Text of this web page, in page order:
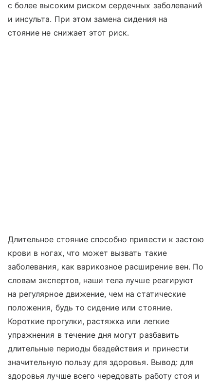
с более высоким риском сердечных заболеваний
и инсульта. При этом замена сидения на
стояние не снижает этот риск.
Длительное стояние способно привести к застою
крови в ногах, что может вызвать такие
заболевания, как варикозное расширение вен. По
словам экспертов, наши тела лучше реагируют
на регулярное движение, чем на статические
положения, будь то сидение или стояние.
Короткие прогулки, растяжка или легкие
упражнения в течение дня могут разбавить
длительные периоды бездействия и принести
значительную пользу для здоровья. Вывод: для
здоровья лучше всего чередовать работу стоя и